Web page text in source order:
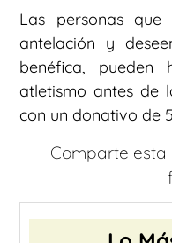
Las personas
antelación y
benéfica,
atletismo antes de
con un donativo de
Comparte esta